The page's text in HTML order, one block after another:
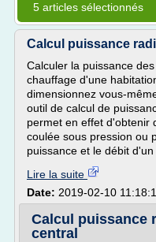
5 articles sélectionnés
Calcul puissance
Calculer la puissance
chauffage d'une
dimensionnez vous-
outil de calcul de
permet en effet d'obtenir
coulée sous pression ou
puissance et le débit
Lire la suite
Date: 2019-02-10
Calcul puissance
central